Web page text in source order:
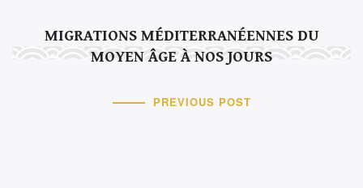
MIGRATIONS MÉDITERRANÉENNES DU
MOYEN ÂGE À NOS JOURS
PREVIOUS POST